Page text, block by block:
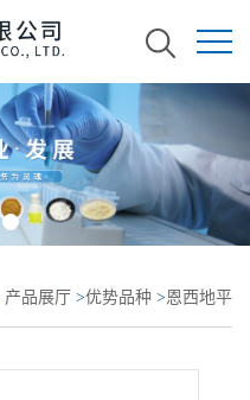
产品展厅 >优势品种 >恩西地平